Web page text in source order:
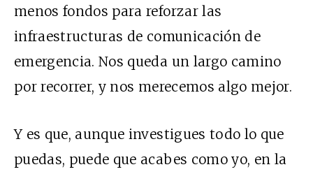
menos fondos para reforzar las
infraestructuras de comunicación de
emergencia. Nos queda un largo camino
por recorrer, y nos merecemos algo mejor.
Y es que, aunque investigues todo lo que
puedas, puede que acabes como yo, en la